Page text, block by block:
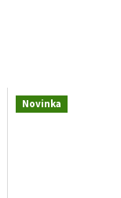
Novinka